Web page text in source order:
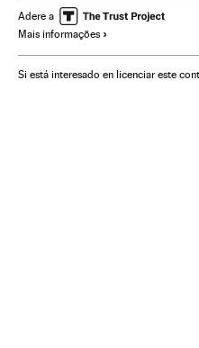
Poder judicial Precipitações
Estado São Paulo Escassez
Adere a
Mais informações
Si está interesado en licenciar este